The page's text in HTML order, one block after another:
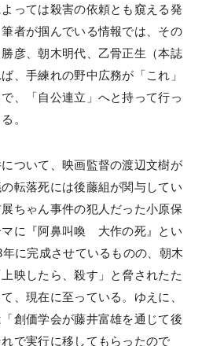
っては殺害の依頼とも窺える発
者が掴んでいる情報では、その
彦、朝木明代、乙骨正生（本誌
、手練れの野中広務が「これ」
、「自公連立」へと持って行っ
。
ついて、映画監督の渡辺文樹が
転落死には後藤組が関与してい
ちゃん事件の犯人だった小原保
マに『阿鼻叫喚 大作の死』とい
に完成させているものの、朝木
映したら、殺す」と脅されたた
、現在に至っている。ゆえに、
創価学会が藤井富雄を通じて後
で実行に移してもらったので